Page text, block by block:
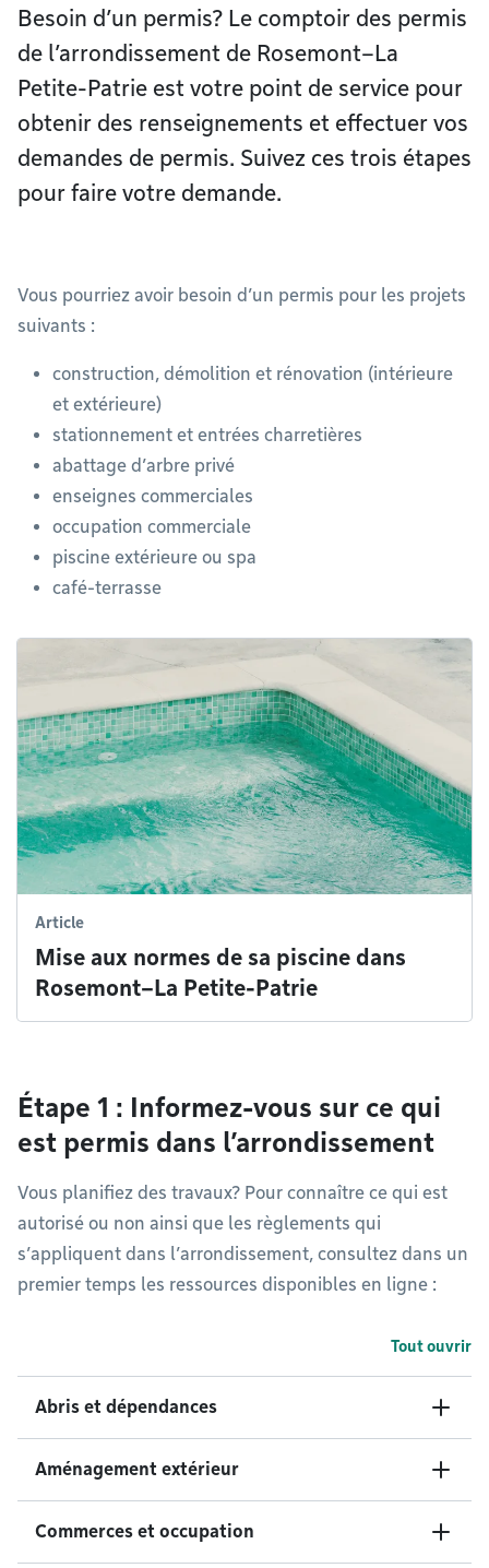
Besoin d’un permis? Le comptoir des permis
de l’arrondissement de Rosemont–La
Petite-Patrie est votre point de service pour
obtenir des renseignements et effectuer vos
demandes de permis. Suivez ces trois étapes
pour faire votre demande.
Vous pourriez avoir besoin d’un permis pour les projets
suivants :
construction, démolition et rénovation (intérieure
et extérieure)
stationnement et entrées charretières
abattage d’arbre privé
enseignes commerciales
occupation commerciale
piscine extérieure ou spa
café-terrasse
Article
Mise aux normes de sa piscine dans
Rosemont–La Petite-Patrie
Étape 1 : Informez-vous sur ce qui
est permis dans l’arrondissement
Vous planifiez des travaux? Pour connaître ce qui est
autorisé ou non ainsi que les règlements qui
s’appliquent dans l’arrondissement, consultez dans un
premier temps les ressources disponibles en ligne :
Tout ouvrir
Abris et dépendances
Aménagement extérieur
Commerces et occupation